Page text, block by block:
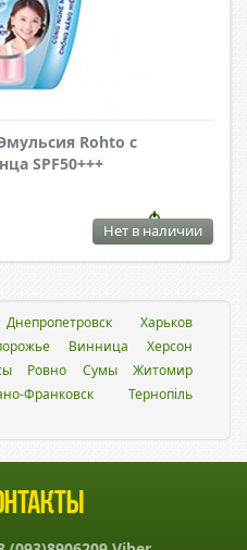
Rohto с
SPF50+++
Нет в наличии
Днепропетровск
Харьков
Винница
Херсон
Ровно Сумы
Житомир
Франковск
Тернопіль